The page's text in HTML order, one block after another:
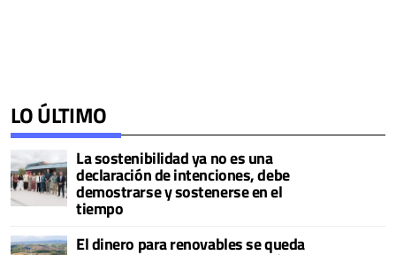
LO ÚLTIMO
La sostenibilidad ya no es una
declaración de intenciones, debe
demostrarse y sostenerse en el
tiempo
El dinero para renovables se queda